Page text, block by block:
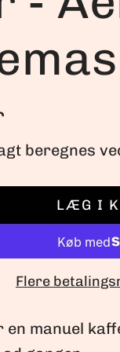
beregnes
LÆG I
I
N
D
L
S
Flere
en manuel